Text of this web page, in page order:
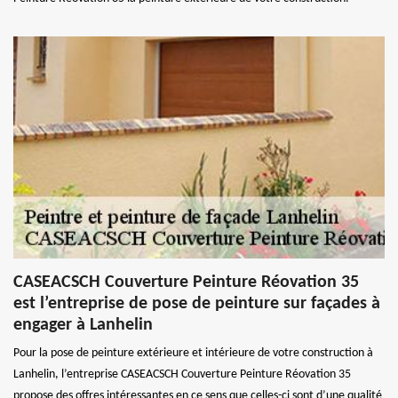
CASEACSCH Couverture Peinture Réovation 35
est l’entreprise de pose de peinture sur façades à
engager à Lanhelin
Pour la pose de peinture extérieure et intérieure de votre construction à
Lanhelin, l’entreprise CASEACSCH Couverture Peinture Réovation 35